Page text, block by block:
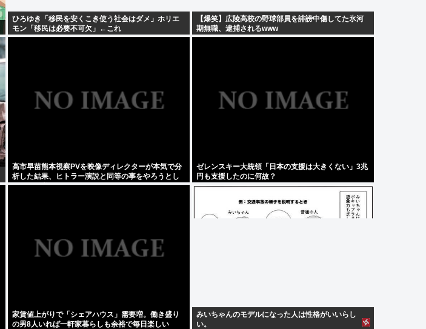
ひろゆき「移民を安くこき使う社会はダメ」ホリエ
モン「移民は必要不可欠」←これ
【爆笑】広陵高校の野球部員を誹謗中傷してた氷河
期無職、逮捕されるwww
高市早苗熊本視察PVを映像ディレクターが本気で分
析した結果、ヒトラー演説と同等の事をやろうとし
てたと発覚する
ゼレンスキー大統領「日本の支援は大きくない」3兆
円も支援したのに何故？
家賃値上がりで「シェアハウス」需要増。働き盛り
の男8人いれば一軒家暮らしも余裕で毎日楽しい
みいちゃんのモデルになった人は性格がいいらし
い。